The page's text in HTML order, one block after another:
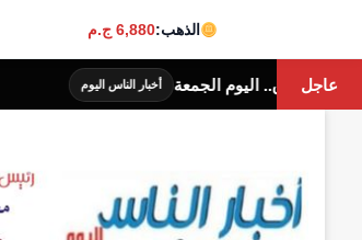
الذهب:6,880 ج.م
عاجل
اليوم وزيرة التنمية المحلية والبيئة